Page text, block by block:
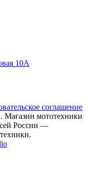
10А
соглашение
мототехники
России —